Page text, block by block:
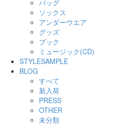
バッグ
ソックス
アンダーウエア
グッズ
ブック
ミュージック(CD)
STYLESAMPLE
BLOG
すべて
新入荷
PRESS
OTHER
未分類